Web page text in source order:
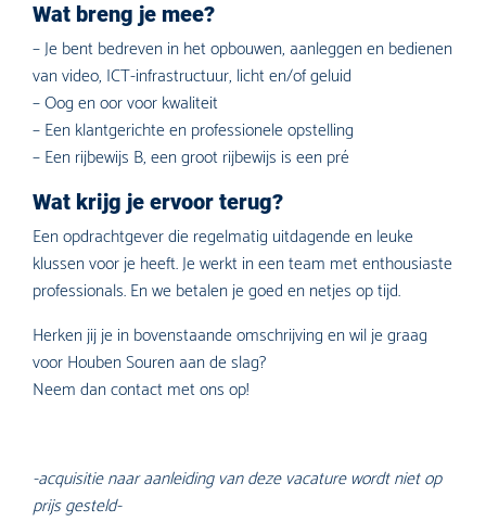
Wat breng je mee?
– Je bent bedreven in het opbouwen, aanleggen en bedienen
van video, ICT-infrastructuur, licht en/of geluid
– Oog en oor voor kwaliteit
– Een klantgerichte en professionele opstelling
– Een rijbewijs B, een groot rijbewijs is een pré
Wat krijg je ervoor terug?
Een opdrachtgever die regelmatig uitdagende en leuke
klussen voor je heeft. Je werkt in een team met enthousiaste
professionals. En we betalen je goed en netjes op tijd.
Herken jij je in bovenstaande omschrijving en wil je graag
voor Houben Souren aan de slag?
Neem dan contact met ons op!
-acquisitie naar aanleiding van deze vacature wordt niet op
prijs gesteld-